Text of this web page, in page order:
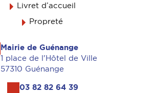
Livret d’accueil
Propreté
Mairie de Guénange
1 place de l'Hôtel de Ville
57310 Guénange
03 82 82 64 39